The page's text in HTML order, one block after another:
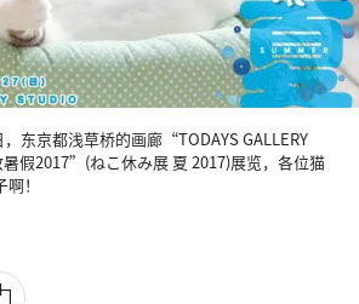
东京都浅草桥的画廊“TODAYS GALLERY
假2017”(ねこ休み展 夏 2017)展览，各位猫
！